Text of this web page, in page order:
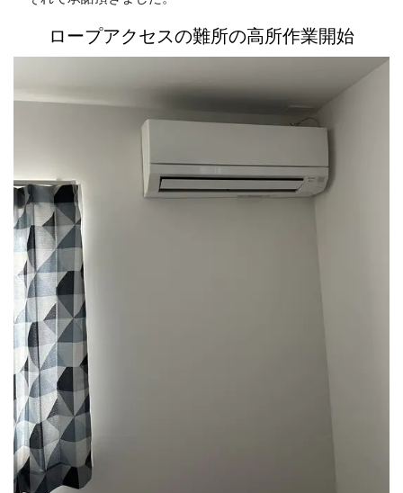
ロープアクセスの難所の高所作業開始